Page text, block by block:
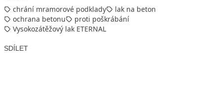
chrání mramorové podklady
lak na beton
ochrana betonu
proti poškrábání
Vysokozátěžový lak ETERNAL
SDÍLET